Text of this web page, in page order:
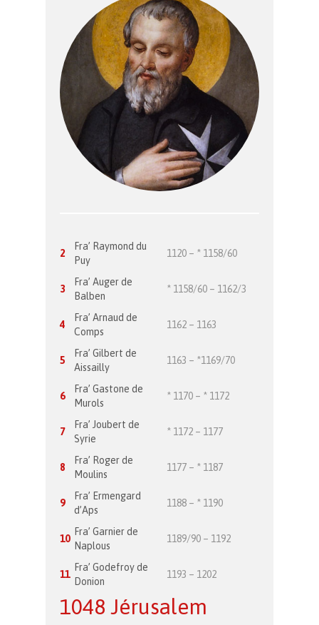
2
Fra’ Raymond du
Puy
1120 – * 1158/60
3
Fra’ Auger de
Balben
* 1158/60 – 1162/3
4
Fra’ Arnaud de
Comps
1162 – 1163
5
Fra’ Gilbert de
Aissailly
1163 – *1169/70
6
Fra’ Gastone de
Murols
* 1170 – * 1172
7
Fra’ Joubert de
Syrie
* 1172 – 1177
8
Fra’ Roger de
Moulins
1177 – * 1187
9
Fra’ Ermengard
d’Aps
1188 – * 1190
10
Fra’ Garnier de
Naplous
1189/90 – 1192
11
Fra’ Godefroy de
Donion
1193 – 1202
1048 Jérusalem